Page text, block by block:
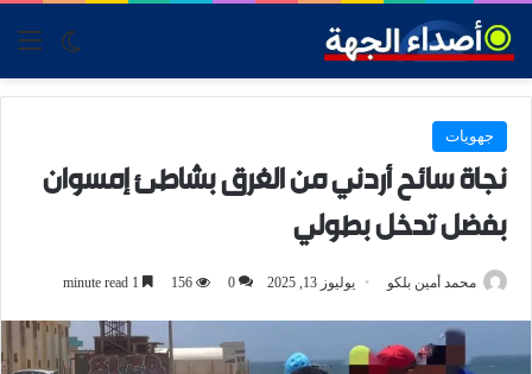
skin
جهويات
نجاة سائح أردني من الغرق بشاطئ إمسوان
بفضل تدخل بطولي
محمد أمين بلكو يوليوز 13, 2025 0
156